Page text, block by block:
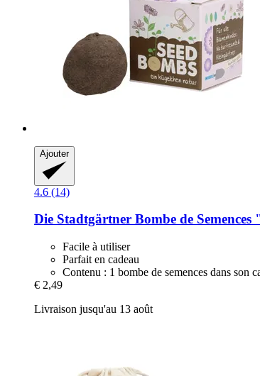
Ajouter
4.6 (14)
Die Stadtgärtner Bombe de
Facile à utiliser
Parfait en cadeau
Contenu : 1 bombe de semences dans son
€ 2,49
Livraison jusqu'au 13 août